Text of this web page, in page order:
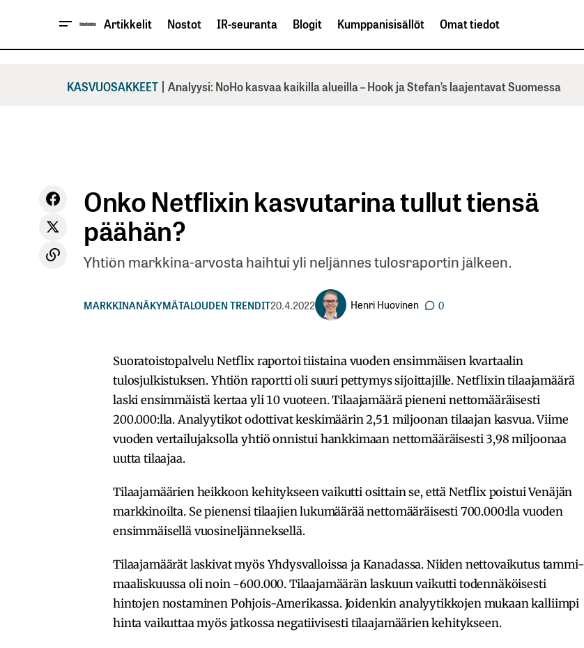
Artikkelit Nostot IR-seuranta Blogit Kumppanisisällöt Omat tiedot
KASVUOSAKKEET | Analyysi: NoHo kasvaa kaikilla alueilla – Hook ja Stefan’s laajentavat Suomessa
Onko Netflixin kasvutarina tullut tiensä
päähän?
Yhtiön markkina-arvosta haihtui yli neljännes tulosraportin jälkeen.
MARKKINANÄKYMÄTALOUDEN TRENDIT20.4.2022 Henri Huovinen 0
Suoratoistopalvelu Netflix raportoi tiistaina vuoden ensimmäisen kvartaalin
tulosjulkistuksen. Yhtiön raportti oli suuri pettymys sijoittajille. Netflixin tilaajamäärä
laski ensimmäistä kertaa yli 10 vuoteen. Tilaajamäärä pieneni nettomääräisesti
200.000:lla. Analyytikot odottivat keskimäärin 2,51 miljoonan tilaajan kasvua. Viime
vuoden vertailujaksolla yhtiö onnistui hankkimaan nettomääräisesti 3,98 miljoonaa
uutta tilaajaa.
Tilaajamäärien heikkoon kehitykseen vaikutti osittain se, että Netflix poistui Venäjän
markkinoilta. Se pienensi tilaajien lukumäärää nettomääräisesti 700.000:lla vuoden
ensimmäisellä vuosineljänneksellä.
Tilaajamäärät laskivat myös Yhdysvalloissa ja Kanadassa. Niiden nettovaikutus tammi-
maaliskuussa oli noin -600.000. Tilaajamäärän laskuun vaikutti todennäköisesti
hintojen nostaminen Pohjois-Amerikassa. Joidenkin analyytikkojen mukaan kalliimpi
hinta vaikuttaa myös jatkossa negatiivisesti tilaajamäärien kehitykseen.